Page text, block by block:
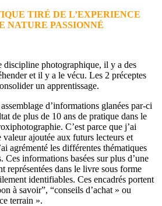
TIRÉ DE L’EXPERIENCE
NATURE PASSIONNÉ
discipline photographique, il y a des
et il y a le vécu. Les 2 préceptes
un apprentissage.
d’informations glanées par-ci
de plus de 10 ans de pratique dans le
C’est parce que j’ai
ajoutée aux futurs lecteurs et
agrémenté les différentes thématiques
Ces informations basées sur plus d’une
représentées dans le livre sous forme
identifiables. Ces encadrés portent
à savoir”, “conseils d’achat » ou
terrain ».